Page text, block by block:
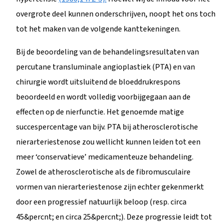
overgrote deel kunnen onderschrijven, noopt het ons toch
tot het maken van de volgende kanttekeningen.
Bij de beoordeling van de behandelingsresultaten van
percutane transluminale angioplastiek (PTA) en van
chirurgie wordt uitsluitend de bloeddrukrespons
beoordeeld en wordt volledig voorbijgegaan aan de
effecten op de nierfunctie. Het genoemde matige
succespercentage van bijv. PTA bij atherosclerotische
nierarteriestenose zou wellicht kunnen leiden tot een
meer ‘conservatieve’ medicamenteuze behandeling.
Zowel de atherosclerotische als de fibromusculaire
vormen van nierarteriestenose zijn echter gekenmerkt
door een progressief natuurlijk beloop (resp. circa
45&percnt; en circa 25&percnt;). Deze progressie leidt tot